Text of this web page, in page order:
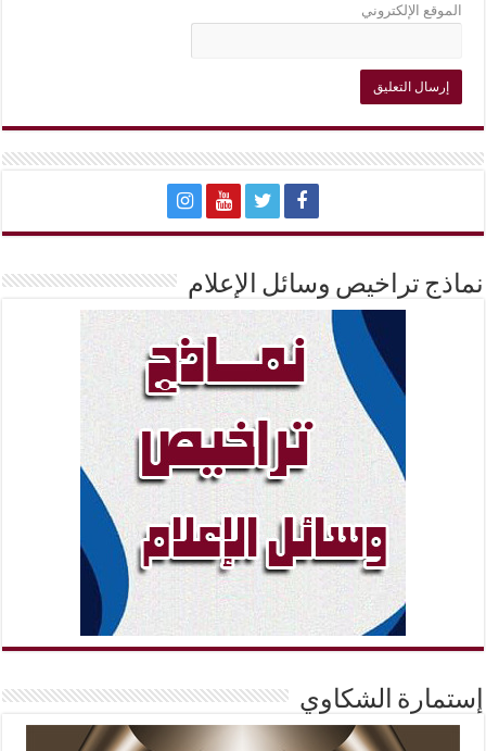
الموقع الإلكتروني
نماذج تراخيص وسائل الإعلام
إستمارة الشكاوي